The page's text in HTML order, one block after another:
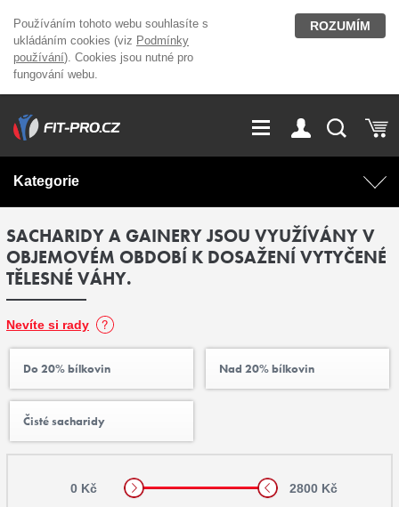
Používáním tohoto webu souhlasíte s
ukládáním cookies (viz Podmínky
používání). Cookies jsou nutné pro
fungování webu.
ROZUMÍM
GDPR
O nás Stavíme fitcentra
Kariéra
Magazín
Přihlášení
Kategorie
AKCE Domácí cvičení
Doplňky stravy
OUTLET OBLEČENÍ
SACHARIDY A GAINERY JSOU VYUŽÍVÁNY V
OBJEMOVÉM OBDOBÍ K DOSAŽENÍ VYTYČENÉ
TĚLESNÉ VÁHY.
Nevíte si rady
Do 20% bílkovin Nad 20% bílkovin
Čisté sacharidy
0 Kč 2800 Kč